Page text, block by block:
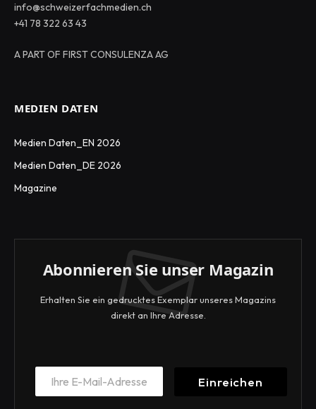
info@schweizerfachmedien.ch
+41 78 322 63 43
A PART OF FIRST CONSULENZA AG
MEDIEN DATEN
Medien Daten_EN 2026
Medien Daten_DE 2026
Magazine
Abonnieren Sie unser Magazin
Erhalten Sie ein gedrucktes Exemplar unseres Magazins
direkt an Ihre Adresse.
E
a
Einreichen